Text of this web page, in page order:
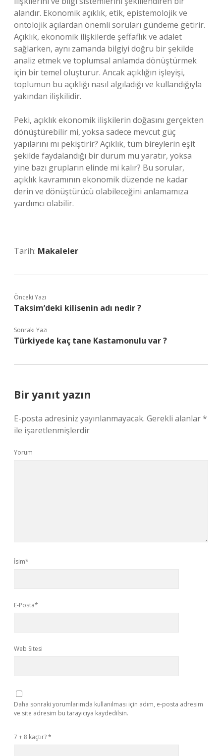
alandır. Ekonomik açıklık, etik, epistemolojik ve
ontolojik açılardan önemli soruları gündeme getirir.
Açıklık, ekonomik ilişkilerde şeffaflık ve adalet
sağlarken, aynı zamanda bilgiyi doğru bir şekilde
analiz etmek ve toplumsal anlamda dönüştürmek
için bir temel oluşturur. Ancak açıklığın işleyişi,
toplumun bu açıklığı nasıl algıladığı ve kullandığıyla
yakından ilişkilidir.
Peki, açıklık ekonomik ilişkilerin doğasını gerçekten
dönüştürebilir mi, yoksa sadece mevcut güç
yapılarını mı pekiştirir? Açıklık, tüm bireylerin eşit
şekilde faydalandığı bir durum mu yaratır, yoksa
yine bazı grupların elinde mi kalır? Bu sorular,
açıklık kavramının ekonomik düzende ne kadar
derin ve dönüştürücü olabileceğini anlamamıza
yardımcı olabilir.
Tarih: Makaleler
Önceki Yazı
Taksim’deki kilisenin adı nedir ?
Sonraki Yazı
Türkiyede kaç tane Kastamonulu var ?
Bir yanıt yazın
E-posta adresiniz yayınlanmayacak. Gerekli alanlar*
ile işaretlenmişlerdir
Yorum
İsim*
E-Posta*
Web Sitesi
Daha sonraki yorumlarımda kullanılması için adım, e-posta adresim
ve site adresim bu tarayıcıya kaydedilsin.
7 + 8 kaçtır?*